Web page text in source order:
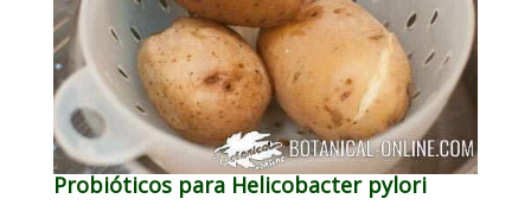
Probióticos para Helicobacter pylori